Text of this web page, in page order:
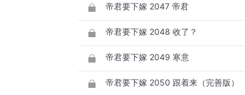
帝君要下嫁 2047 帝君
帝君要下嫁 2048 收了？
帝君要下嫁 2049 寒意
帝君要下嫁 2050 跟着来（完善版）